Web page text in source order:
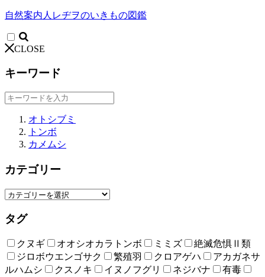
自然案内人レヂヲのいきもの図鑑
CLOSE
キーワード
オトシブミ
トンボ
カメムシ
カテゴリー
タグ
クヌギ オオシオカラトンボ ミミズ
絶滅危惧Ⅱ類
ジロボウエンゴサク
繁殖羽 クロアゲハ
アカガネサ
ルハムシ
クスノキ イヌノフグリ ネジバナ
有毒